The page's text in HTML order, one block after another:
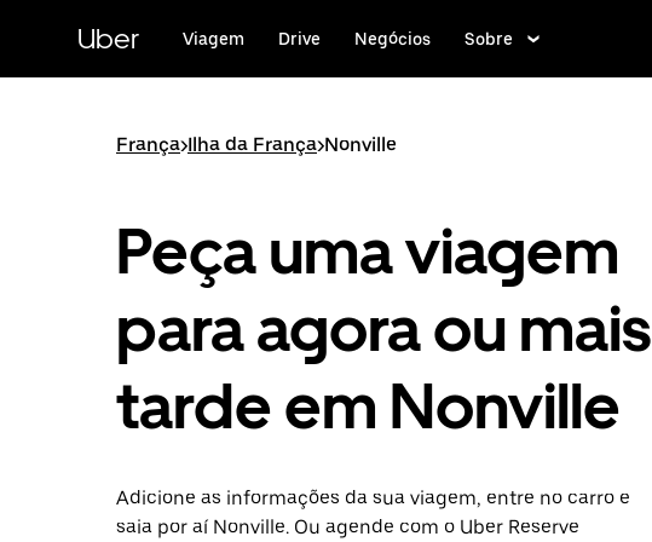
conteúdo
Uber Viagem Drive Negócios Sobre
França>Ilha da França>Nonville
Peça uma viagem
para agora ou mais
tarde em Nonville
Adicione as informações da sua viagem, entre no carro e
saia por aí Nonville. Ou agende com o Uber Reserve